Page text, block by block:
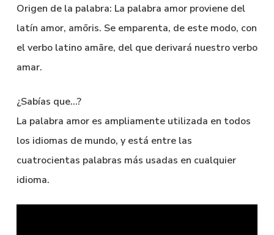
Origen de la palabra: La palabra amor proviene del
latín amor, amōris. Se emparenta, de este modo, con
el verbo latino amāre, del que derivará nuestro verbo
amar.
¿Sabías que…?
La palabra amor es ampliamente utilizada en todos
los idiomas de mundo, y está entre las
cuatrocientas palabras más usadas en cualquier
idioma.